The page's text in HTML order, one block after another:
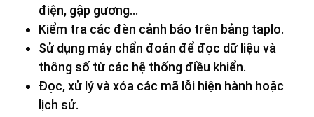
điện, gập gương…
Kiểm tra các đèn cảnh báo trên bảng taplo.
Sử dụng máy chẩn đoán để đọc dữ liệu và
thông số từ các hệ thống điều khiển.
Đọc, xử lý và xóa các mã lỗi hiện hành hoặc
lịch sử.